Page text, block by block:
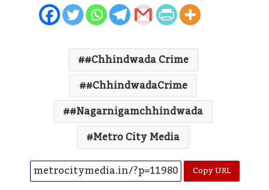
#Chhindwada Crime
#ChhindwadaCrime
#nagarnigamchhindwada
Metro City Media
Copy URL